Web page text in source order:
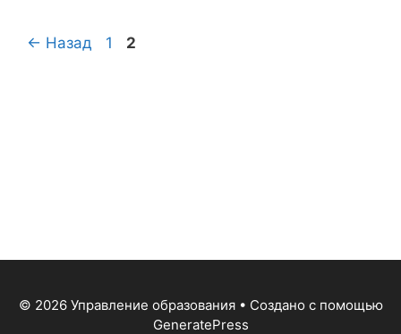
← Назад Страница
1 Страница
2
© 2026 Управление образования• Создано с помощью
GeneratePress